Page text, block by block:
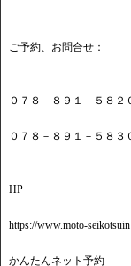
ご予約、お問合せ：
０７８－８９１－５８２
０７８－８９１－５８３
HP
https://www.moto-
かんたんネット予約